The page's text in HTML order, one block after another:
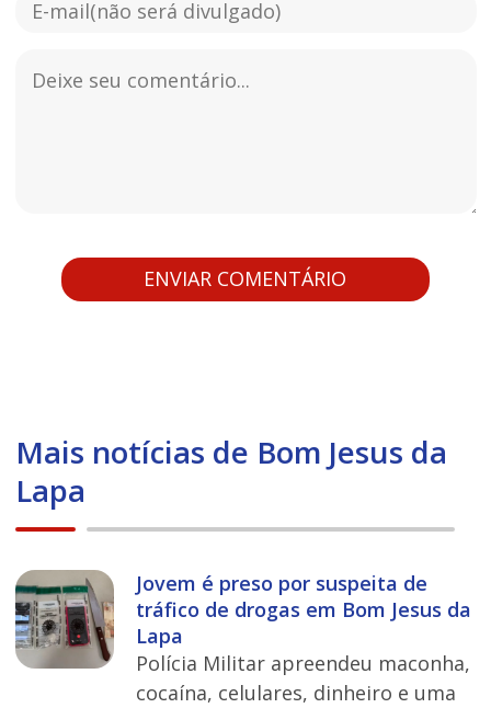
Mais notícias de Bom Jesus da
Lapa
Jovem é preso por suspeita de
tráfico de drogas em Bom Jesus da
Lapa
Polícia Militar apreendeu maconha,
cocaína, celulares, dinheiro e uma